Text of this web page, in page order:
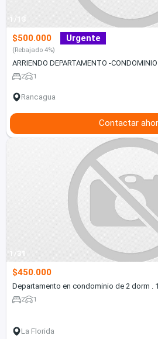
1/13
$500.000 Urgente
(Rebajado 4%)
ARRIENDO DEPARTAMENTO -
2 1
Rancagua
Contactar
1/31
$450.000
Departamento en condominio de 2 dorm .
2 1
La Florida